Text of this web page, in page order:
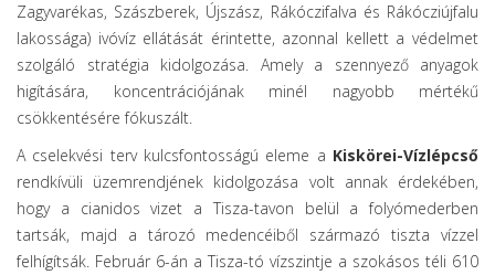
Zagyvarékas, Szászberek, Újszász, Rákóczifalva és Rákócziújfalu
lakossága) ivóvíz ellátását érintette, azonnal kellett a védelmet
szolgáló stratégia kidolgozása. Amely a szennyező anyagok
higítására, koncentrációjának minél nagyobb mértékű
csökkentésére fókuszált.
A cselekvési terv kulcsfontosságú eleme a Kiskörei-Vízlépcső
rendkívüli üzemrendjének kidolgozása volt annak érdekében,
hogy a cianidos vizet a Tisza-tavon belül a folyómederben
tartsák, majd a tározó medencéiből származó tiszta vízzel
felhígítsák. Február 6-án a Tisza-tó vízszintje a szokásos téli 610